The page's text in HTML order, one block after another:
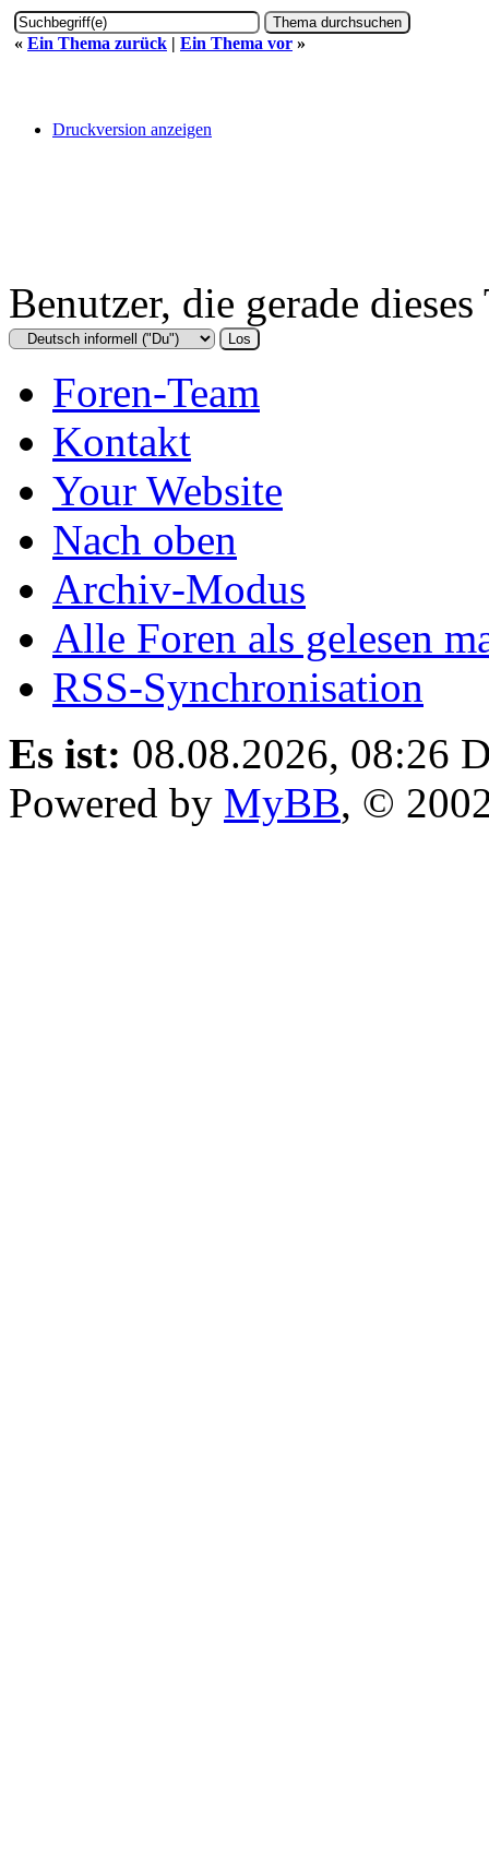
« Ein Thema zurück | Ein Thema vor »
Druckversion anzeigen
Benutzer, die gerade
Foren-Team
Kontakt
Your Website
Nach oben
Archiv-Modus
Alle Foren als gelesen
RSS-Synchronisation
Es ist: 08.08.2026, 08:26
Powered by MyBB, ©